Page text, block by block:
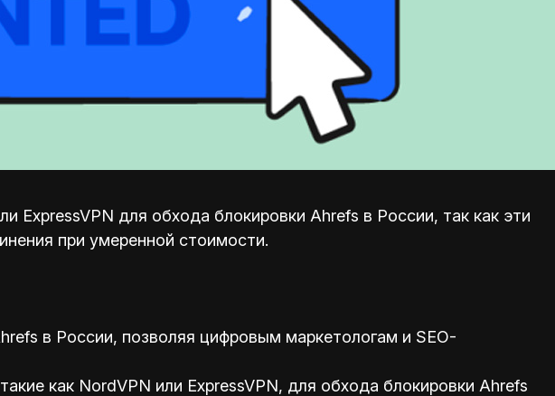
ExpressVPN для обхода блокировки Ahrefs в России, так как эти
при умеренной стоимости.
в России, позволяя цифровым маркетологам и SEO-
как NordVPN или ExpressVPN, для обхода блокировки Ahrefs